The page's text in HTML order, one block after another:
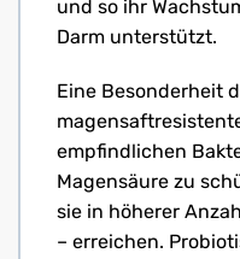
und so ihr
Darm unterstützt.
Eine Besonderheit
empfindlichen
Magensäure zu
sie in höherer
– erreichen.